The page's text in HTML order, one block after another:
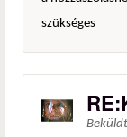
szükséges